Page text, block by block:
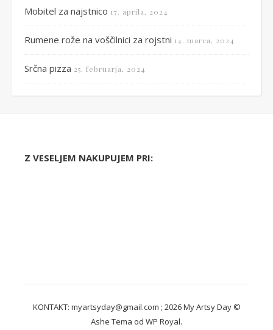
Mobitel za najstnico 17. aprila, 2024
Rumene rože na voščilnici za rojstni 14. marca, 2024
Srčna pizza 25. februarja, 2024
Z VESELJEM NAKUPUJEM PRI:
KONTAKT: myartsyday@gmail.com ; 2026 My Artsy Day ©
Ashe Tema od WP Royal.